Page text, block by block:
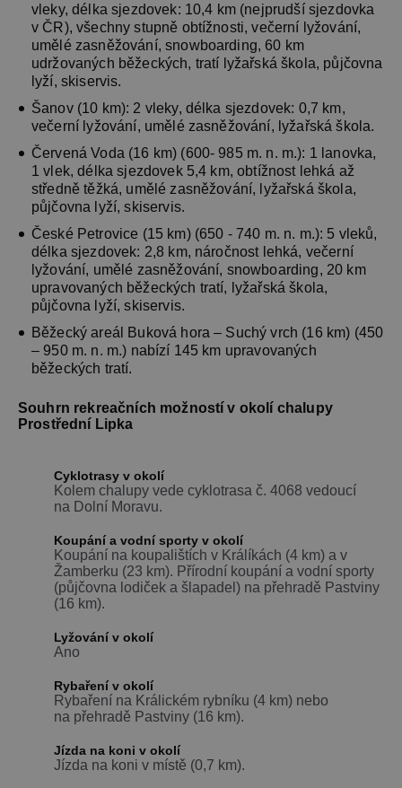
vleky, délka sjezdovek: 10,4 km (nejprudší sjezdovka
v ČR), všechny stupně obtížnosti, večerní lyžování,
umělé zasněžování, snowboarding, 60 km
udržovaných běžeckých, tratí lyžařská škola, půjčovna
lyží, skiservis.
Šanov (10 km): 2 vleky, délka sjezdovek: 0,7 km,
večerní lyžování, umělé zasněžování, lyžařská škola.
Červená Voda (16 km) (600- 985 m. n. m.): 1 lanovka,
1 vlek, délka sjezdovek 5,4 km, obtížnost lehká až
středně těžká, umělé zasněžování, lyžařská škola,
půjčovna lyží, skiservis.
České Petrovice (15 km) (650 - 740 m. n. m.): 5 vleků,
délka sjezdovek: 2,8 km, náročnost lehká, večerní
lyžování, umělé zasněžování, snowboarding, 20 km
upravovaných běžeckých tratí, lyžařská škola,
půjčovna lyží, skiservis.
Běžecký areál Buková hora – Suchý vrch (16 km) (450
– 950 m. n. m.) nabízí 145 km upravovaných
běžeckých tratí.
Souhrn rekreačních možností v okolí chalupy
Prostřední Lipka
Cyklotrasy v okolí
Kolem chalupy vede cyklotrasa č. 4068 vedoucí
na Dolní Moravu.
Koupání a vodní sporty v okolí
Koupání na koupalištích v Králíkách (4 km) a v
Žamberku (23 km). Přírodní koupání a vodní sporty
(půjčovna lodiček a šlapadel) na přehradě Pastviny
(16 km).
Lyžování v okolí
Ano
Rybaření v okolí
Rybaření na Králickém rybníku (4 km) nebo
na přehradě Pastviny (16 km).
Jízda na koni v okolí
Jízda na koni v místě (0,7 km).